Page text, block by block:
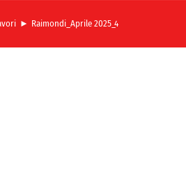
Raimondi_Aprile 2025_4